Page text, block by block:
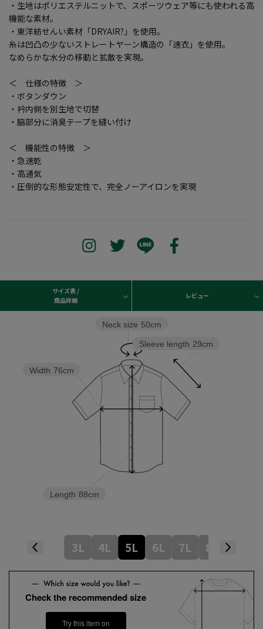
・生地はポリエステルニットで、スポーツウェア等にも使われる高
機能な素材。
・東洋紡せんい素材「DRYAIR?」を使用。
糸は凹凸の少ないストレートヤーン構造の「速衣」を使用。
なめらかな水分の移動と拡散を実現。
＜ 仕様の特徴 ＞
・ボタンダウン
・衿内側を別生地で切替
・脇部分に消臭テープを縫い付け
＜ 機能性の特徴 ＞
・急速乾
・高通気
・圧倒的な形態安定性で、完全ノーアイロンを実現
サイズ表 /
商品詳細
レビュー
Sleeve length 29cm
Neck size 50cm
Length 88cm
Width 76cm
3L 4L 5L 6L 7L 8L
Check the recommended size
Try this item on